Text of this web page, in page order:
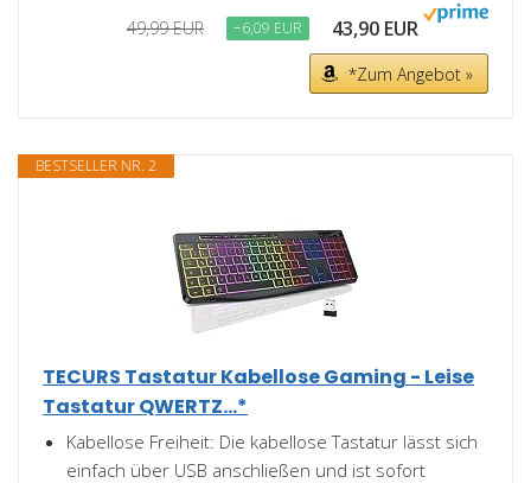
49,99 EUR −6,09 EUR 43,90 EUR
*Zum Angebot »
BESTSELLER NR. 2
TECURS Tastatur Kabellose Gaming - Leise
Tastatur QWERTZ...*
Kabellose Freiheit: Die kabellose Tastatur lässt sich
einfach über USB anschließen und ist sofort